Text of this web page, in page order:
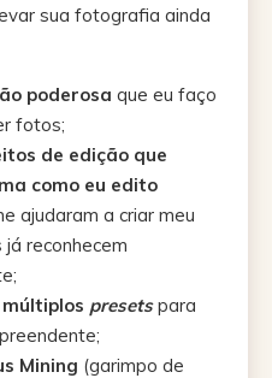
sua fotografia ainda
poderosa que eu faço
fotos;
de edição que
como eu edito
ajudaram a criar meu
reconhecem
presetspara
Mining (garimpo de